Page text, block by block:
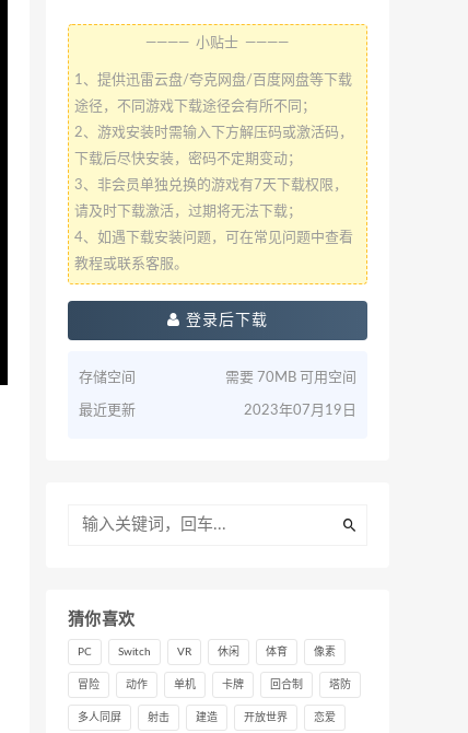
———— 小贴士 ————
1、提供迅雷云盘/夸克网盘/百度网盘等下载
途径，不同游戏下载途径会有所不同；
2、游戏安装时需输入下方解压码或激活码，
下载后尽快安装，密码不定期变动；
3、非会员单独兑换的游戏有7天下载权限，
请及时下载激活，过期将无法下载；
4、如遇下载安装问题，可在常见问题中查看
教程或联系客服。
登录后下载
存储空间 需要 70MB 可用空间
最近更新 2023年07月19日
猜你喜欢
PC Switch VR 休闲 体育 像素
冒险 动作 单机 卡牌 回合制 塔防
多人同屏 射击 建造 开放世界 恋爱